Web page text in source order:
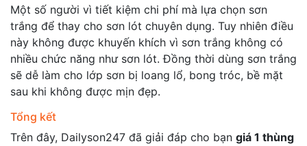
Một số người vì tiết kiệm chi phí mà lựa chọn sơn
trắng để thay cho sơn lót chuyên dụng. Tuy nhiên điều
này không được khuyến khích vì sơn trắng không có
nhiều chức năng như sơn lót. Đồng thời dùng sơn trắng
sẽ dễ làm cho lớp sơn bị loang lổ, bong tróc, bề mặt
sau khi không được mịn đẹp.
Tổng kết
Trên đây, Dailyson247 đã giải đáp cho bạn giá 1 thùng